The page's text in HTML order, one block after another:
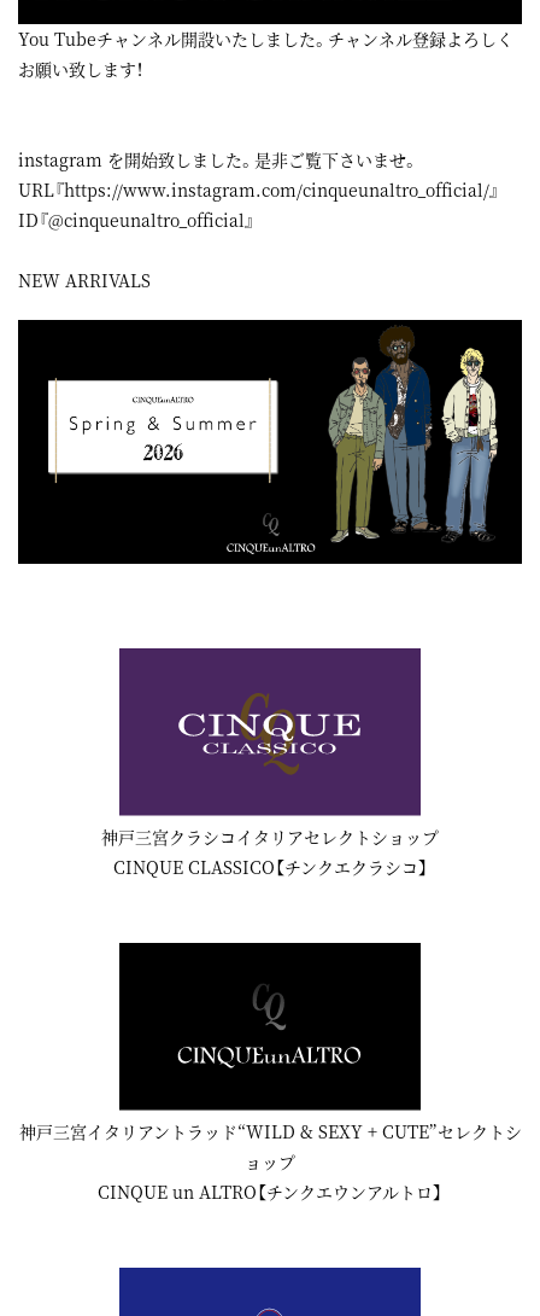
You Tubeチャンネル開設いたしました。チャンネル登録よろしく
お願い致します！
instagram を開始致しました。是非ご覧下さいませ。
URL『https://www.instagram.com/cinqueunaltro_official/』
ID『@cinqueunaltro_official』
NEW ARRIVALS
神戸三宮クラシコイタリアセレクトショップ
CINQUE CLASSICO【チンクエクラシコ】
神戸三宮イタリアントラッド“WILD & SEXY + CUTE”セレクトシ
ョップ
CINQUE un ALTRO【チンクエウンアルトロ】